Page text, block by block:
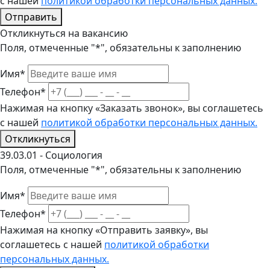
Отправить
Откликнуться на вакансию
Поля, отмеченные "*", обязательны к заполнению
Имя*
Телефон*
Нажимая на кнопку «Заказать звонок», вы соглашетесь
с нашей политикой обработки персональных данных.
Откликнуться
39.03.01 - Социология
Поля, отмеченные "*", обязательны к заполнению
Имя*
Телефон*
Нажимая на кнопку «Отправить заявку», вы
соглашетесь с нашей политикой обработки
персональных данных.